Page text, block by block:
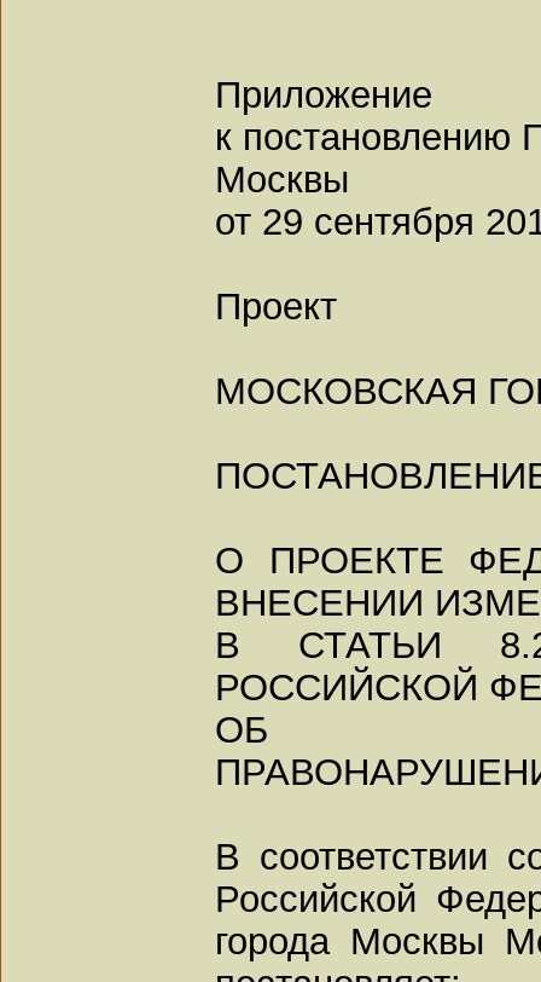
Приложение
к постановлению
Москвы
от 29 сентября
Проект
МОСКОВСКАЯ
О ПРОЕКТЕ
ВНЕСЕНИИ
В СТАТЬИ
РОССИЙСКОЙ
ОБ
В соответствии
Российской
города Москвы